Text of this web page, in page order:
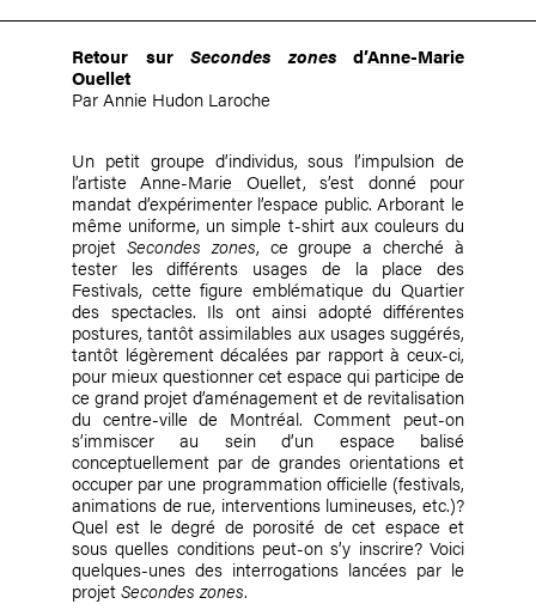
Retour sur Secondes zonesd’Anne-Marie
Ouellet
Par Annie Hudon Laroche
Un petit groupe d’individus, sous l’impulsion de
l’artisteAnne-Marie Ouellet, s’est donné pour
mandat d’expérimenter l’espace public. Arborant le
même uniforme, un simple t-shirt aux couleurs du
projet Secondes zones, ce groupe a cherché à
tester les différents usages de la place des
Festivals, cette figure emblématique du Quartier
des spectacles. Ils ont ainsi adopté différentes
postures, tantôt assimilables aux usages suggérés,
tantôt légèrement décalées par rapport à ceux-ci,
pour mieux questionner cet espace qui participe de
ce grand projet d’aménagement et de revitalisation
du centre-ville de Montréal. Comment peut-on
s’immiscer au sein d’un espace balisé
conceptuellement par de grandes orientations et
occuper par une programmation officielle (festivals,
animations de rue, interventions lumineuses, etc.)?
Quel est le degré de porosité de cet espace et
sous quelles conditions peut-on s’y inscrire? Voici
quelques-unes des interrogations lancées par le
projetSecondes zones.